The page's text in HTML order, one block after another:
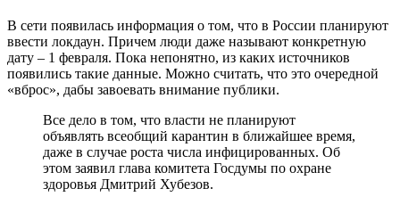
В сети появилась информация о том, что в России планируют
ввести локдаун. Причем люди даже называют конкретную
дату – 1 февраля. Пока непонятно, из каких источников
появились такие данные. Можно считать, что это очередной
«вброс», дабы завоевать внимание публики.
Все дело в том, что власти не планируют
объявлять всеобщий карантин в ближайшее время,
даже в случае роста числа инфицированных. Об
этом заявил глава комитета Госдумы по охране
здоровья Дмитрий Хубезов.